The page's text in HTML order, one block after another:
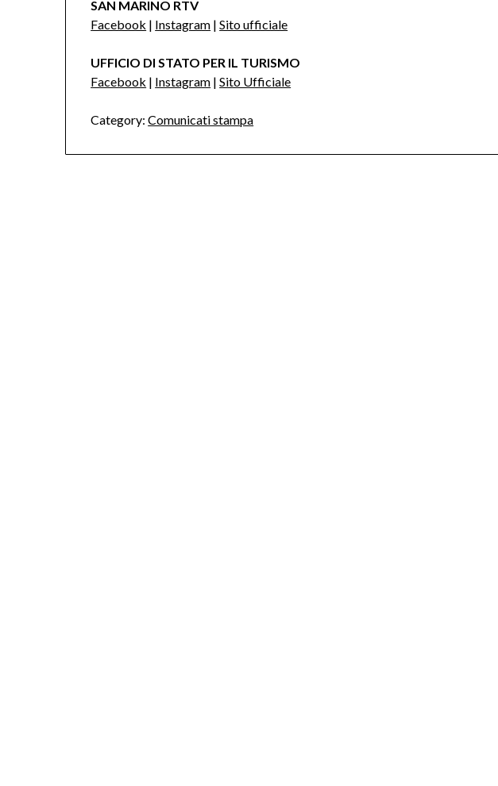
SAN MARINO RTV
Facebook | Instagram |Sito ufficiale
UFFICIO DI STATO PER IL TURISMO
Facebook | Instagram |Sito Ufficiale
Category: Comunicati stampa